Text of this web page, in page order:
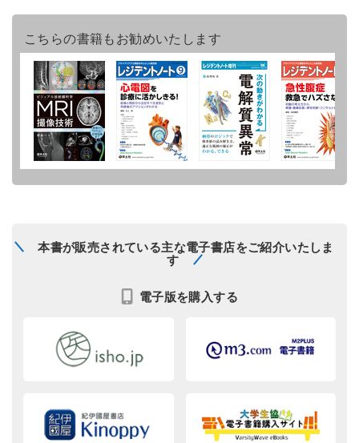
こちらの書籍もお勧めいたします
本書が販売されている主な電子書店をご紹介いたしま
す
電子版を購入する